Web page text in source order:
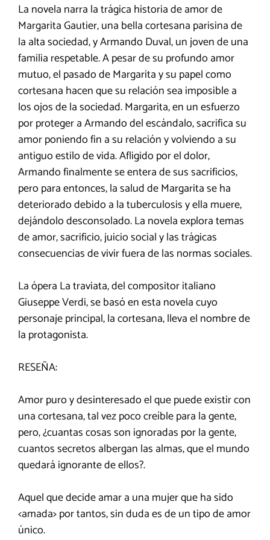
La novela narra la trágica historia de amor de
Margarita Gautier, una bella cortesana parisina de
la alta sociedad, y Armando Duval, un joven de una
familia respetable. A pesar de su profundo amor
mutuo, el pasado de Margarita y su papel como
cortesana hacen que su relación sea imposible a
los ojos de la sociedad. Margarita, en un esfuerzo
por proteger a Armando del escándalo, sacrifica su
amor poniendo fin a su relación y volviendo a su
antiguo estilo de vida. Afligido por el dolor,
Armando finalmente se entera de sus sacrificios,
pero para entonces, la salud de Margarita se ha
deteriorado debido a la tuberculosis y ella muere,
dejándolo desconsolado. La novela explora temas
de amor, sacrificio, juicio social y las trágicas
consecuencias de vivir fuera de las normas sociales.
La ópera La traviata, del compositor italiano
Giuseppe Verdi, se basó en esta novela cuyo
personaje principal, la cortesana, lleva el nombre de
la protagonista.
RESEÑA:
Amor puro y desinteresado el que puede existir con
una cortesana, tal vez poco creíble para la gente,
pero, ¿cuantas cosas son ignoradas por la gente,
cuantos secretos albergan las almas, que el mundo
quedará ignorante de ellos?.
Aquel que decide amar a una mujer que ha sido
<amada> por tantos, sin duda es de un tipo de amor
único.